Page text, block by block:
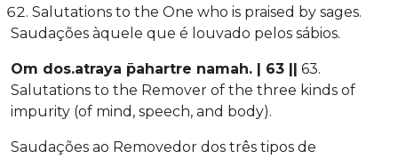
Salutations to the One who is praised by sages.
Saudações àquele que é louvado pelos sábios.
Om dos.atraya ̄pahartre namah. | 63 || 63.
Salutations to the Remover of the three kinds of
impurity (of mind, speech, and body).
Saudações ao Removedor dos três tipos de